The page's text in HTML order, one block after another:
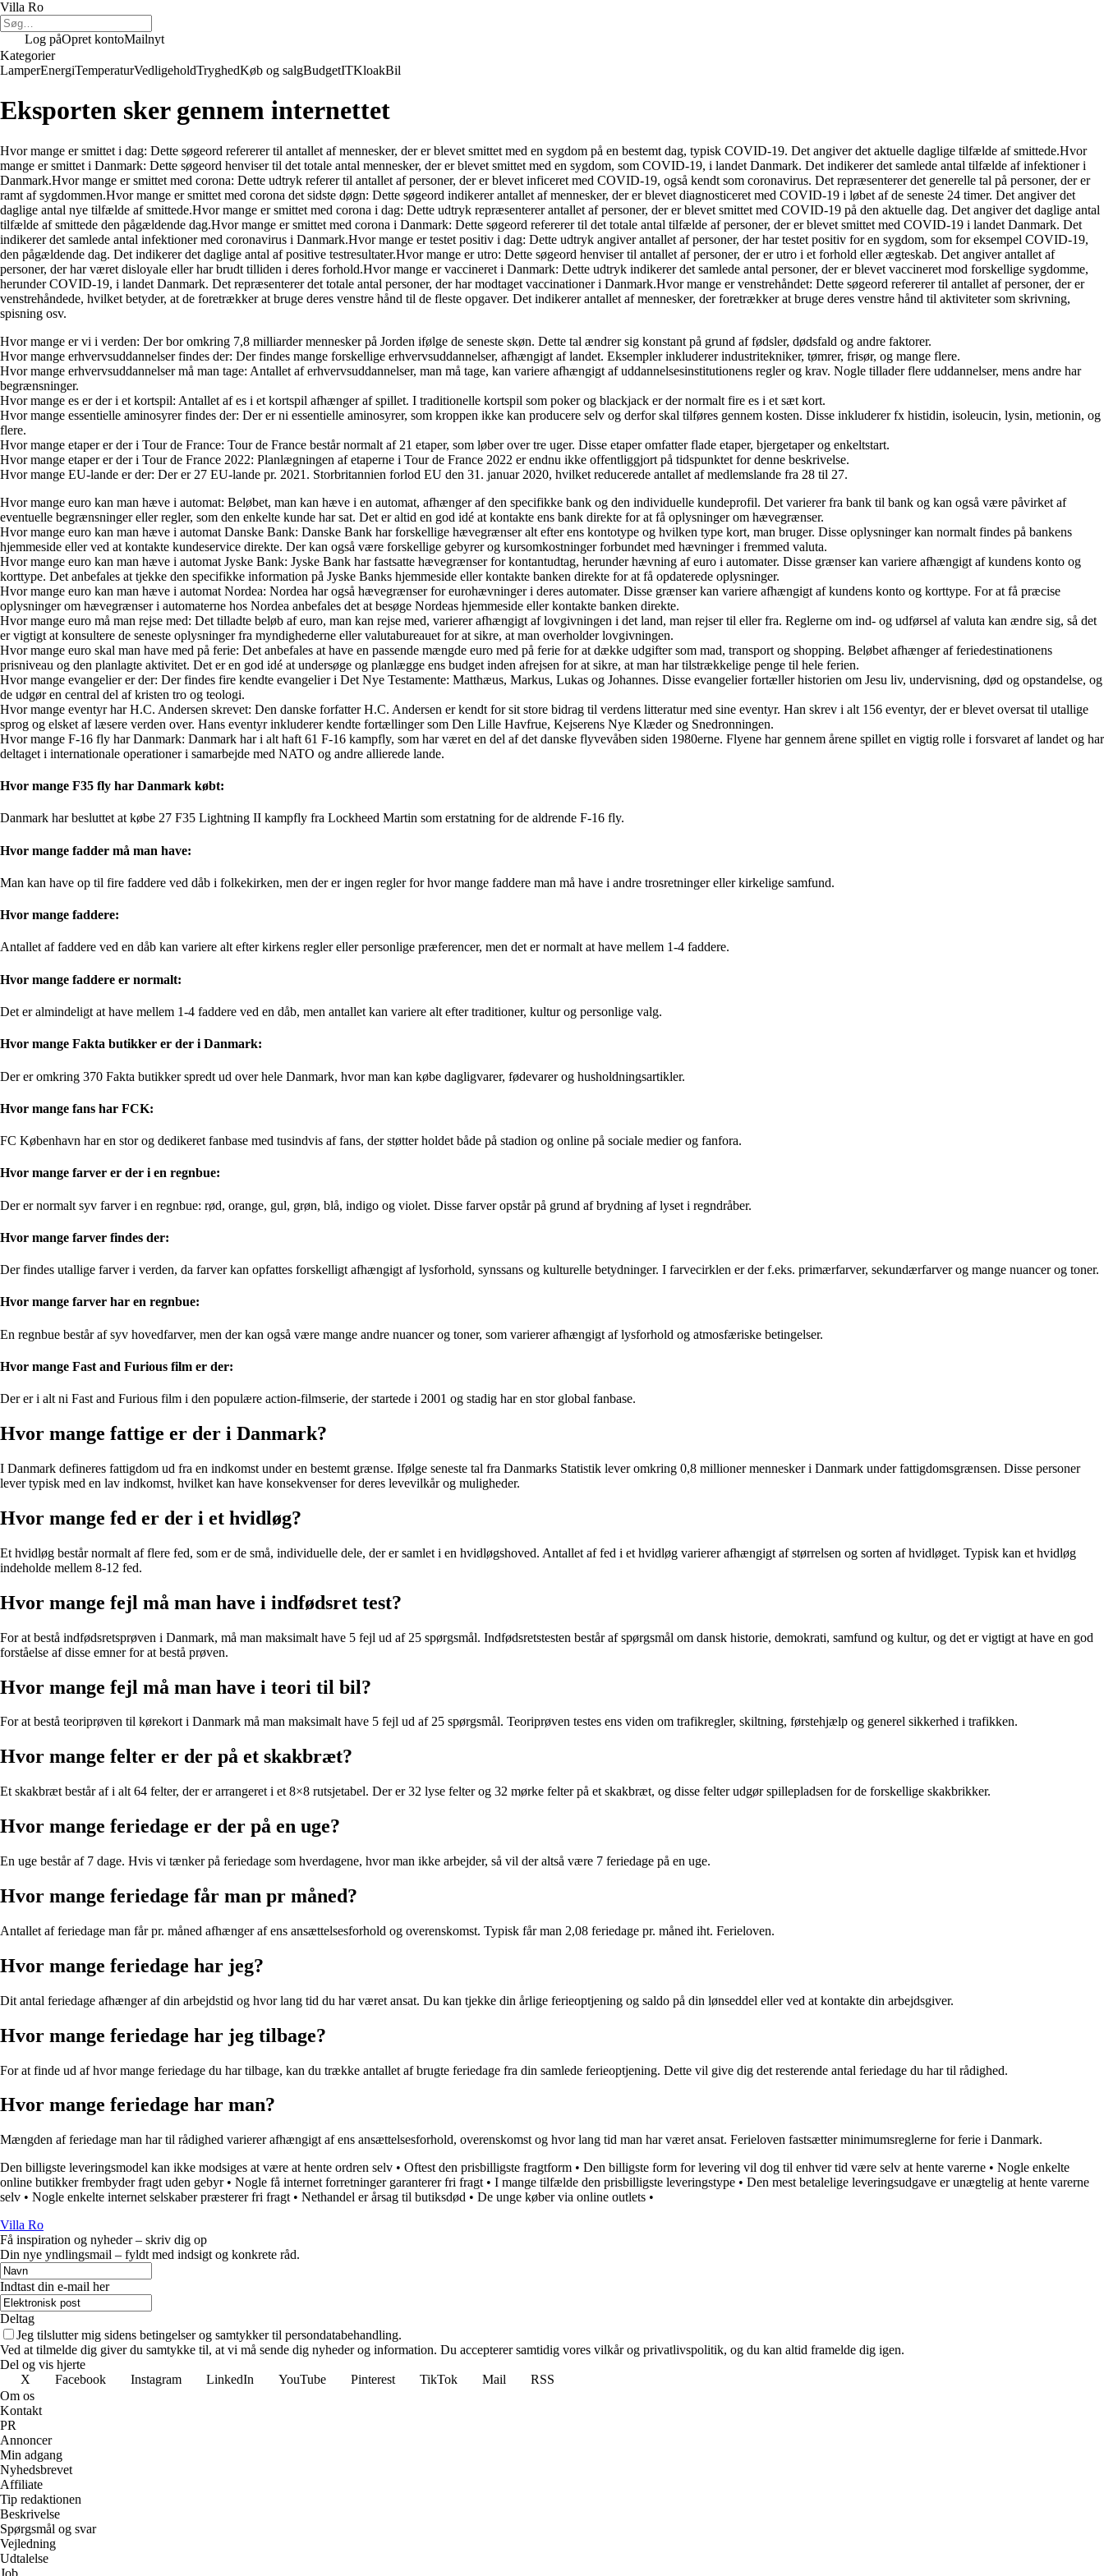
Villa Ro
Log påOpret kontoMailnyt
Kategorier
LamperEnergiTemperaturVedligeholdTryghedKøb og salgBudgetITKloakBil
Eksporten sker gennem internettet
Hvor mange er smittet i dag: Dette søgeord refererer til antallet af mennesker, der er blevet smittet med en sygdom på en bestemt dag, typisk COVID-19. Det angiver det aktuelle daglige tilfælde af smittede.Hvor
mange er smittet i Danmark: Dette søgeord henviser til det totale antal mennesker, der er blevet smittet med en sygdom, som COVID-19, i landet Danmark. Det indikerer det samlede antal tilfælde af infektioner i
Danmark.Hvor mange er smittet med corona: Dette udtryk referer til antallet af personer, der er blevet inficeret med COVID-19, også kendt som coronavirus. Det repræsenterer det generelle tal på personer, der er
ramt af sygdommen.Hvor mange er smittet med corona det sidste døgn: Dette søgeord indikerer antallet af mennesker, der er blevet diagnosticeret med COVID-19 i løbet af de seneste 24 timer. Det angiver det
daglige antal nye tilfælde af smittede.Hvor mange er smittet med corona i dag: Dette udtryk repræsenterer antallet af personer, der er blevet smittet med COVID-19 på den aktuelle dag. Det angiver det daglige antal
tilfælde af smittede den pågældende dag.Hvor mange er smittet med corona i Danmark: Dette søgeord refererer til det totale antal tilfælde af personer, der er blevet smittet med COVID-19 i landet Danmark. Det
indikerer det samlede antal infektioner med coronavirus i Danmark.Hvor mange er testet positiv i dag: Dette udtryk angiver antallet af personer, der har testet positiv for en sygdom, som for eksempel COVID-19,
den pågældende dag. Det indikerer det daglige antal af positive testresultater.Hvor mange er utro: Dette søgeord henviser til antallet af personer, der er utro i et forhold eller ægteskab. Det angiver antallet af
personer, der har været disloyale eller har brudt tilliden i deres forhold.Hvor mange er vaccineret i Danmark: Dette udtryk indikerer det samlede antal personer, der er blevet vaccineret mod forskellige sygdomme,
herunder COVID-19, i landet Danmark. Det repræsenterer det totale antal personer, der har modtaget vaccinationer i Danmark.Hvor mange er venstrehåndet: Dette søgeord refererer til antallet af personer, der er
venstrehåndede, hvilket betyder, at de foretrækker at bruge deres venstre hånd til de fleste opgaver. Det indikerer antallet af mennesker, der foretrækker at bruge deres venstre hånd til aktiviteter som skrivning,
spisning osv.
Hvor mange er vi i verden: Der bor omkring 7,8 milliarder mennesker på Jorden ifølge de seneste skøn. Dette tal ændrer sig konstant på grund af fødsler, dødsfald og andre faktorer.
Hvor mange erhvervsuddannelser findes der: Der findes mange forskellige erhvervsuddannelser, afhængigt af landet. Eksempler inkluderer industritekniker, tømrer, frisør, og mange flere.
Hvor mange erhvervsuddannelser må man tage: Antallet af erhvervsuddannelser, man må tage, kan variere afhængigt af uddannelsesinstitutionens regler og krav. Nogle tillader flere uddannelser, mens andre har
begrænsninger.
Hvor mange es er der i et kortspil: Antallet af es i et kortspil afhænger af spillet. I traditionelle kortspil som poker og blackjack er der normalt fire es i et sæt kort.
Hvor mange essentielle aminosyrer findes der: Der er ni essentielle aminosyrer, som kroppen ikke kan producere selv og derfor skal tilføres gennem kosten. Disse inkluderer fx histidin, isoleucin, lysin, metionin, og
flere.
Hvor mange etaper er der i Tour de France: Tour de France består normalt af 21 etaper, som løber over tre uger. Disse etaper omfatter flade etaper, bjergetaper og enkeltstart.
Hvor mange etaper er der i Tour de France 2022: Planlægningen af etaperne i Tour de France 2022 er endnu ikke offentliggjort på tidspunktet for denne beskrivelse.
Hvor mange EU-lande er der: Der er 27 EU-lande pr. 2021. Storbritannien forlod EU den 31. januar 2020, hvilket reducerede antallet af medlemslande fra 28 til 27.
Hvor mange euro kan man hæve i automat: Beløbet, man kan hæve i en automat, afhænger af den specifikke bank og den individuelle kundeprofil. Det varierer fra bank til bank og kan også være påvirket af
eventuelle begrænsninger eller regler, som den enkelte kunde har sat. Det er altid en god idé at kontakte ens bank direkte for at få oplysninger om hævegrænser.
Hvor mange euro kan man hæve i automat Danske Bank: Danske Bank har forskellige hævegrænser alt efter ens kontotype og hvilken type kort, man bruger. Disse oplysninger kan normalt findes på bankens
hjemmeside eller ved at kontakte kundeservice direkte. Der kan også være forskellige gebyrer og kursomkostninger forbundet med hævninger i fremmed valuta.
Hvor mange euro kan man hæve i automat Jyske Bank: Jyske Bank har fastsatte hævegrænser for kontantudtag, herunder hævning af euro i automater. Disse grænser kan variere afhængigt af kundens konto og
korttype. Det anbefales at tjekke den specifikke information på Jyske Banks hjemmeside eller kontakte banken direkte for at få opdaterede oplysninger.
Hvor mange euro kan man hæve i automat Nordea: Nordea har også hævegrænser for eurohævninger i deres automater. Disse grænser kan variere afhængigt af kundens konto og korttype. For at få præcise
oplysninger om hævegrænser i automaterne hos Nordea anbefales det at besøge Nordeas hjemmeside eller kontakte banken direkte.
Hvor mange euro må man rejse med: Det tilladte beløb af euro, man kan rejse med, varierer afhængigt af lovgivningen i det land, man rejser til eller fra. Reglerne om ind- og udførsel af valuta kan ændre sig, så det
er vigtigt at konsultere de seneste oplysninger fra myndighederne eller valutabureauet for at sikre, at man overholder lovgivningen.
Hvor mange euro skal man have med på ferie: Det anbefales at have en passende mængde euro med på ferie for at dække udgifter som mad, transport og shopping. Beløbet afhænger af feriedestinationens
prisniveau og den planlagte aktivitet. Det er en god idé at undersøge og planlægge ens budget inden afrejsen for at sikre, at man har tilstrækkelige penge til hele ferien.
Hvor mange evangelier er der: Der findes fire kendte evangelier i Det Nye Testamente: Matthæus, Markus, Lukas og Johannes. Disse evangelier fortæller historien om Jesu liv, undervisning, død og opstandelse, og
de udgør en central del af kristen tro og teologi.
Hvor mange eventyr har H.C. Andersen skrevet: Den danske forfatter H.C. Andersen er kendt for sit store bidrag til verdens litteratur med sine eventyr. Han skrev i alt 156 eventyr, der er blevet oversat til utallige
sprog og elsket af læsere verden over. Hans eventyr inkluderer kendte fortællinger som Den Lille Havfrue, Kejserens Nye Klæder og Snedronningen.
Hvor mange F-16 fly har Danmark: Danmark har i alt haft 61 F-16 kampfly, som har været en del af det danske flyvevåben siden 1980erne. Flyene har gennem årene spillet en vigtig rolle i forsvaret af landet og har
deltaget i internationale operationer i samarbejde med NATO og andre allierede lande.
Hvor mange F35 fly har Danmark købt:
Danmark har besluttet at købe 27 F35 Lightning II kampfly fra Lockheed Martin som erstatning for de aldrende F-16 fly.
Hvor mange fadder må man have:
Man kan have op til fire faddere ved dåb i folkekirken, men der er ingen regler for hvor mange faddere man må have i andre trosretninger eller kirkelige samfund.
Hvor mange faddere:
Antallet af faddere ved en dåb kan variere alt efter kirkens regler eller personlige præferencer, men det er normalt at have mellem 1-4 faddere.
Hvor mange faddere er normalt:
Det er almindeligt at have mellem 1-4 faddere ved en dåb, men antallet kan variere alt efter traditioner, kultur og personlige valg.
Hvor mange Fakta butikker er der i Danmark:
Der er omkring 370 Fakta butikker spredt ud over hele Danmark, hvor man kan købe dagligvarer, fødevarer og husholdningsartikler.
Hvor mange fans har FCK:
FC København har en stor og dedikeret fanbase med tusindvis af fans, der støtter holdet både på stadion og online på sociale medier og fanfora.
Hvor mange farver er der i en regnbue:
Der er normalt syv farver i en regnbue: rød, orange, gul, grøn, blå, indigo og violet. Disse farver opstår på grund af brydning af lyset i regndråber.
Hvor mange farver findes der:
Der findes utallige farver i verden, da farver kan opfattes forskelligt afhængigt af lysforhold, synssans og kulturelle betydninger. I farvecirklen er der f.eks. primærfarver, sekundærfarver og mange nuancer og toner.
Hvor mange farver har en regnbue:
En regnbue består af syv hovedfarver, men der kan også være mange andre nuancer og toner, som varierer afhængigt af lysforhold og atmosfæriske betingelser.
Hvor mange Fast and Furious film er der:
Der er i alt ni Fast and Furious film i den populære action-filmserie, der startede i 2001 og stadig har en stor global fanbase.
Hvor mange fattige er der i Danmark?
I Danmark defineres fattigdom ud fra en indkomst under en bestemt grænse. Ifølge seneste tal fra Danmarks Statistik lever omkring 0,8 millioner mennesker i Danmark under fattigdomsgrænsen. Disse personer
lever typisk med en lav indkomst, hvilket kan have konsekvenser for deres levevilkår og muligheder.
Hvor mange fed er der i et hvidløg?
Et hvidløg består normalt af flere fed, som er de små, individuelle dele, der er samlet i en hvidløgshoved. Antallet af fed i et hvidløg varierer afhængigt af størrelsen og sorten af hvidløget. Typisk kan et hvidløg
indeholde mellem 8-12 fed.
Hvor mange fejl må man have i indfødsret test?
For at bestå indfødsretsprøven i Danmark, må man maksimalt have 5 fejl ud af 25 spørgsmål. Indfødsretstesten består af spørgsmål om dansk historie, demokrati, samfund og kultur, og det er vigtigt at have en god
forståelse af disse emner for at bestå prøven.
Hvor mange fejl må man have i teori til bil?
For at bestå teoriprøven til kørekort i Danmark må man maksimalt have 5 fejl ud af 25 spørgsmål. Teoriprøven testes ens viden om trafikregler, skiltning, førstehjælp og generel sikkerhed i trafikken.
Hvor mange felter er der på et skakbræt?
Et skakbræt består af i alt 64 felter, der er arrangeret i et 8×8 rutsjetabel. Der er 32 lyse felter og 32 mørke felter på et skakbræt, og disse felter udgør spillepladsen for de forskellige skakbrikker.
Hvor mange feriedage er der på en uge?
En uge består af 7 dage. Hvis vi tænker på feriedage som hverdagene, hvor man ikke arbejder, så vil der altså være 7 feriedage på en uge.
Hvor mange feriedage får man pr måned?
Antallet af feriedage man får pr. måned afhænger af ens ansættelsesforhold og overenskomst. Typisk får man 2,08 feriedage pr. måned iht. Ferieloven.
Hvor mange feriedage har jeg?
Dit antal feriedage afhænger af din arbejdstid og hvor lang tid du har været ansat. Du kan tjekke din årlige ferieoptjening og saldo på din lønseddel eller ved at kontakte din arbejdsgiver.
Hvor mange feriedage har jeg tilbage?
For at finde ud af hvor mange feriedage du har tilbage, kan du trække antallet af brugte feriedage fra din samlede ferieoptjening. Dette vil give dig det resterende antal feriedage du har til rådighed.
Hvor mange feriedage har man?
Mængden af feriedage man har til rådighed varierer afhængigt af ens ansættelsesforhold, overenskomst og hvor lang tid man har været ansat. Ferieloven fastsætter minimumsreglerne for ferie i Danmark.
Den billigste leveringsmodel kan ikke modsiges at være at hente ordren selv • Oftest den prisbilligste fragtform • Den billigste form for levering vil dog til enhver tid være selv at hente varerne • Nogle enkelte
online butikker frembyder fragt uden gebyr• Nogle få internet forretninger garanterer fri fragt • I mange tilfælde den prisbilligste leveringstype • Den mest betalelige leveringsudgave er unægtelig at hente varerne
selv • Nogle enkelte internet selskaber præsterer fri fragt • Nethandel er årsag til butiksdød • De unge køber via online outlets •
Villa Ro
Få inspiration og nyheder – skriv dig op
Din nye yndlingsmail – fyldt med indsigt og konkrete råd.
Indtast din e-mail her
Deltag
Jeg tilslutter mig sidens betingelser og samtykker til persondatabehandling.
Ved at tilmelde dig giver du samtykke til, at vi må sende dig nyheder og information. Du accepterer samtidig vores vilkår og privatlivspolitik, og du kan altid framelde dig igen.
Del og vis hjerte
X
Facebook Instagram LinkedIn YouTube Pinterest TikTok Mail
RSS
Om os
Kontakt
PR
Annoncer
Min adgang
Nyhedsbrevet
Affiliate
Tip redaktionen
Beskrivelse
Spørgsmål og svar
Vejledning
Udtalelse